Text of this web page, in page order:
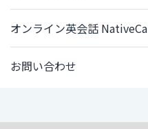
オンライン英会話
お問い合わせ